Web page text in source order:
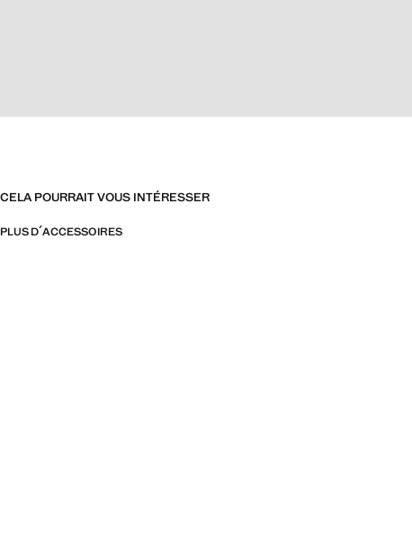
CELA POURRAIT VOUS INTÉRESSER
PLUS D´ACCESSOIRES